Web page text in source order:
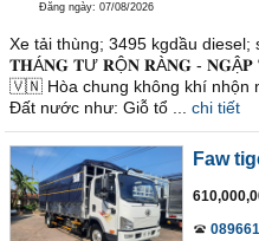
Đăng ngày: 07/08/2026
Xe tải thùng; 3495 kgdầu
𝐓𝐇Á𝐍𝐆 𝐓Ư 𝐑Ộ𝐍 𝐑À𝐍𝐆 - 𝐍𝐆Ậ𝐏
🇻🇳 Hòa chung không khí nhộn
Đất nước như: Giỗ tổ ...
chi tiết
Faw